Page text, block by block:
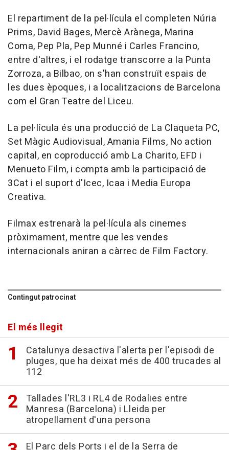
El repartiment de la pel·lícula el completen Núria
Prims, David Bages, Mercè Arànega, Marina
Coma, Pep Pla, Pep Munné i Carles Francino,
entre d'altres, i el rodatge transcorre a la Punta
Zorroza, a Bilbao, on s'han construït espais de
les dues èpoques, i a localitzacions de Barcelona
com el Gran Teatre del Liceu.
La pel·lícula és una producció de La Claqueta PC,
Set Màgic Audiovisual, Amania Films, No action
capital, en coproducció amb La Charito, EFD i
Menueto Film, i compta amb la participació de
3Cat i el suport d'Icec, Icaa i Media Europa
Creativa.
Filmax estrenarà la pel·lícula als cinemes
pròximament, mentre que les vendes
internacionals aniran a càrrec de Film Factory.
Contingut patrocinat
El més llegit
Catalunya desactiva l'alerta per l'episodi de
pluges, que ha deixat més de 400 trucades al
112
Tallades l'RL3 i RL4 de Rodalies entre
Manresa (Barcelona) i Lleida per
atropellament d'una persona
El Parc dels Ports i el de la Serra de